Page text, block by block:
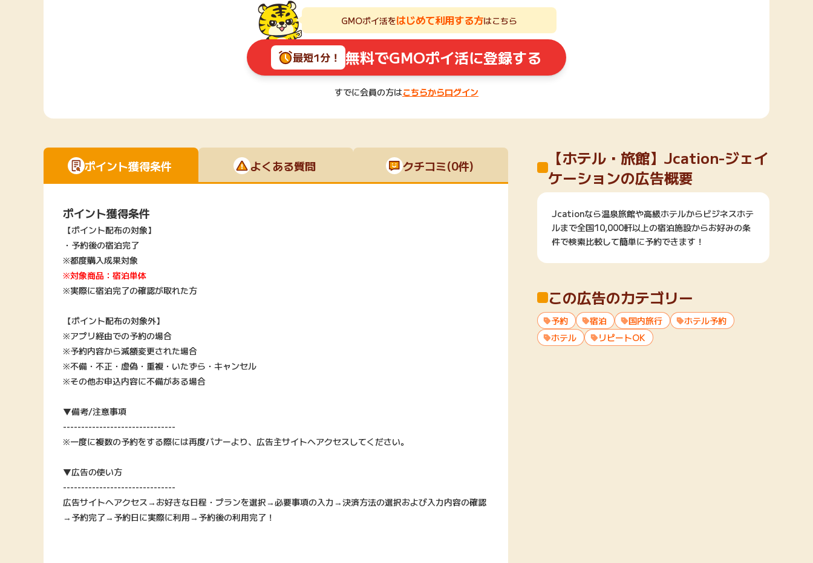
GMOポイ活をはじめて利用する方はこちら
最短1分！ 無料でGMOポイ活に登録する
すでに会員の方はこちらからログイン
ポイント獲得条件 よくある質問 クチコミ(0件)
ポイント獲得条件
【ポイント配布の対象】
・予約後の宿泊完了
※都度購入成果対象
※対象商品：宿泊単体
※実際に宿泊完了の確認が取れた方
【ポイント配布の対象外】
※アプリ経由での予約の場合
※予約内容から減額変更された場合
※不備・不正・虚偽・重複・いたずら・キャンセル
※その他お申込内容に不備がある場合
▼備考/注意事項
-------------------------------
※一度に複数の予約をする際には再度バナーより、広告主サイトへアクセスしてください。
▼広告の使い方
-------------------------------
広告サイトへアクセス→お好きな日程・プランを選択→必要事項の入力→決済方法の選択および入力内容の確認
→予約完了→予約日に実際に利用→予約後の利用完了！
【ホテル・旅館】Jcation-ジェイ
ケーションの広告概要
Jcationなら温泉旅館や高級ホテルからビジネスホテ
ルまで全国10,000軒以上の宿泊施設からお好みの条
件で検索比較して簡単に予約できます！
この広告のカテゴリー
予約 宿泊 国内旅行
ホテル予約
ホテル
リピートOK